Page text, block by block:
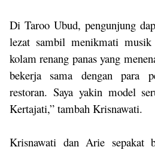
Di Taroo Ubud, pengunjung
lezat sambil menikmati
kolam renang panas yang
bekerja sama dengan para
restoran. Saya yakin model
Kertajati,” tambah Krisnawati.
Krisnawati dan Arie sepakat